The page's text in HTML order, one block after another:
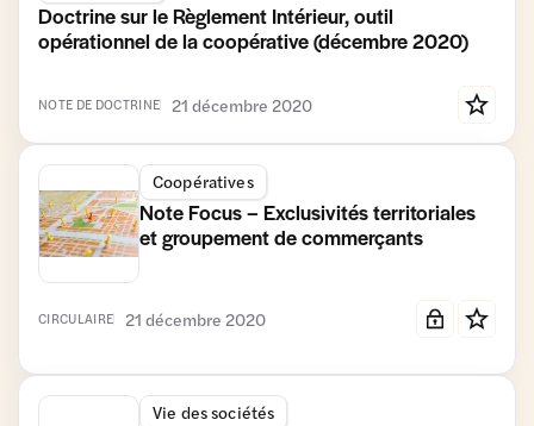
Doctrine sur le Règlement Intérieur, outil
opérationnel de la coopérative (décembre 2020)
NOTE DE DOCTRINE 21 décembre 2020
Coopératives
Note Focus – Exclusivités territoriales
et groupement de commerçants
CIRCULAIRE 21 décembre 2020
Vie des sociétés